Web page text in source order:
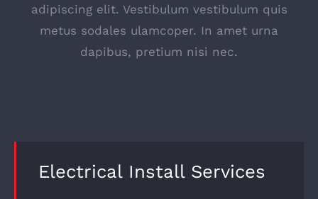
adipiscing elit. Vestibulum vestibulum quis
metus sodales ulamcoper. In amet urna
dapibus, pretium nisi nec.
Electrical Install Services